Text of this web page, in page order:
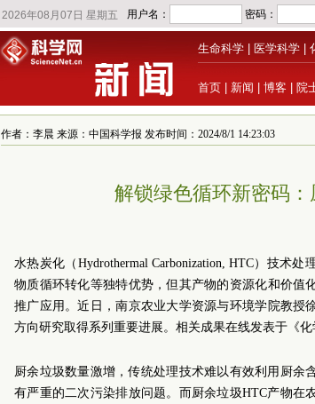
生命科学 医学科学
首页 新闻 博客 院
作者：李晨 来源：中国科学报 发布时间：2024/8/1 14:23:03
解锁绿色循环新密码
水热炭化（Hydrothermal Carbonization, HTC）技术
物质循环转化等独特优势，但其产物的资源化和价值
推广应用。近日，南京农业大学资源与环境学院教授
方向研究取得系列重要进展。相关成果在线发表于 《
厨余垃圾数量激增，传统处理技术难以有效利用厨余
有严重的二次污染排放问题。而厨余垃圾HTC产物在